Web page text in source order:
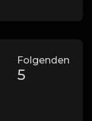
Folgenden
5